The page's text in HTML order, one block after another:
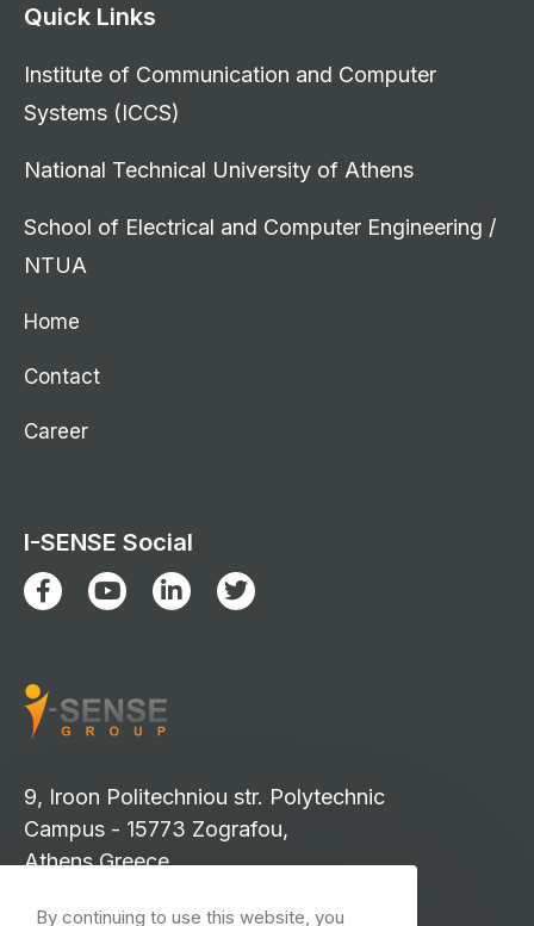
Quick Links
Institute of Communication and Computer
Systems (ICCS)
National Technical University of Athens
School of Electrical and Computer Engineering /
NTUA
Home
Contact
Career
I-SENSE Social
9, Iroon Politechniou str. Polytechnic
Campus - 15773 Zografou,
Athens Greece
By continuing to use this website, you